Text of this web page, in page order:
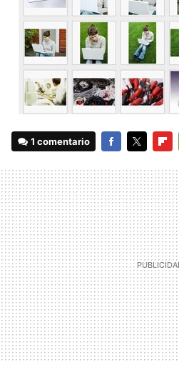
1 comentario